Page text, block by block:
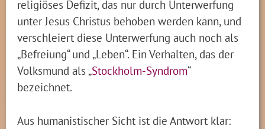
religiöses Defizit, das nur durch Unterwerfung
unter Jesus Christus behoben werden kann, und
verschleiert diese Unterwerfung auch noch als
„Befreiung“ und „Leben“. Ein Verhalten, das der
Volksmund als „Stockholm-Syndrom“
bezeichnet.
Aus humanistischer Sicht ist die Antwort klar: